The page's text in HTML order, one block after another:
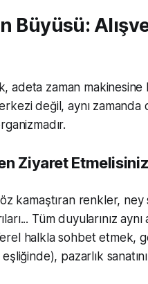
Büyüsü:
adeta zaman
değil, aynı
Ziyaret
kamaştıran renkler,
Tüm duyularınız
halkla sohbet etmek,
pazarlık